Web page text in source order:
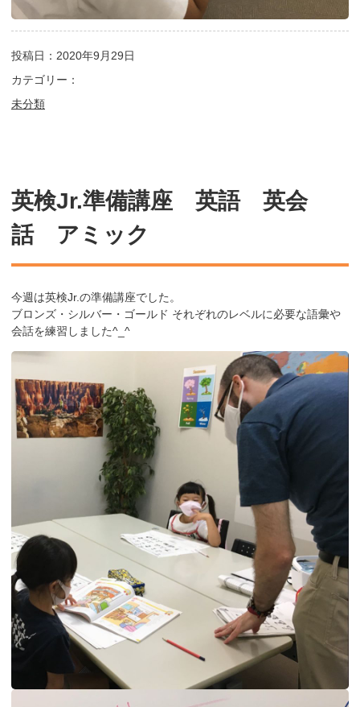
投稿日：2020年9月29日
カテゴリー：
未分類
英検Jr.準備講座 英語 英会
話 アミック
今週は英検Jr.の準備講座でした。
ブロンズ・シルバー・ゴールド それぞれのレベルに必要な語彙や
会話を練習しました^_^